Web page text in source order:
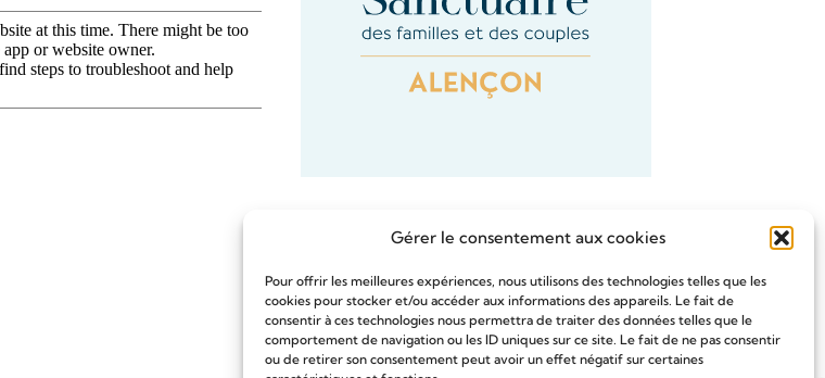
Gérer le consentement aux cookies
Pour offrir les meilleures expériences, nous utilisons des technologies telles que les
cookies pour stocker et/ou accéder aux informations des appareils. Le fait de
consentir à ces technologies nous permettra de traiter des données telles que le
comportement de navigation ou les ID uniques sur ce site. Le fait de ne pas consentir
ou de retirer son consentement peut avoir un effet négatif sur certaines
Tous les Articles